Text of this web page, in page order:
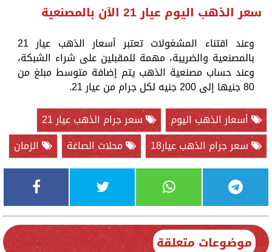
سعر الذهب اليوم عيار 21 الآن بالمصنعية
وعند اقتناء المشغولات تعتبر أسعار الذهب عيار 21
بالمصنعية والضريبة، مهمة للمقبلين على شراء الشبكة،
وعند حساب مصنعية الذهب يتم إضافة متوسط مبلغ من
80 جنيها إلى 200 جنيه لكل جرام من عيار 21.
أسعار الذهب اليوم
سعر جرام الذهب عيار 21
سعر جرام الذهب عيار18
محلات الصاغة الزمان
موضوعات متعلقة